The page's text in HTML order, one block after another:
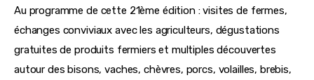
Au programme de cette 21ème édition : visites de fermes,
échanges conviviaux avec les agriculteurs, dégustations
gratuites de produits fermiers et multiples découvertes
autour des bisons, vaches, chèvres, porcs, volailles, brebis,